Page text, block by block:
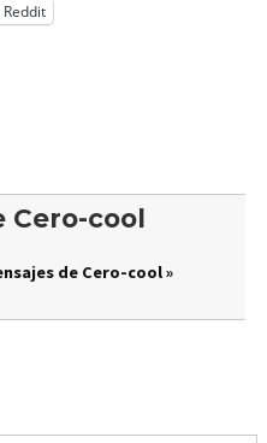
Reddit
Cero-cool
de Cero-cool »